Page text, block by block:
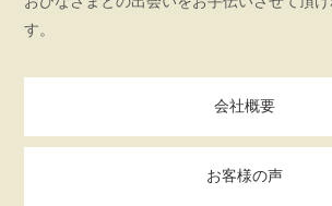
す。
会社概要
お客様の声